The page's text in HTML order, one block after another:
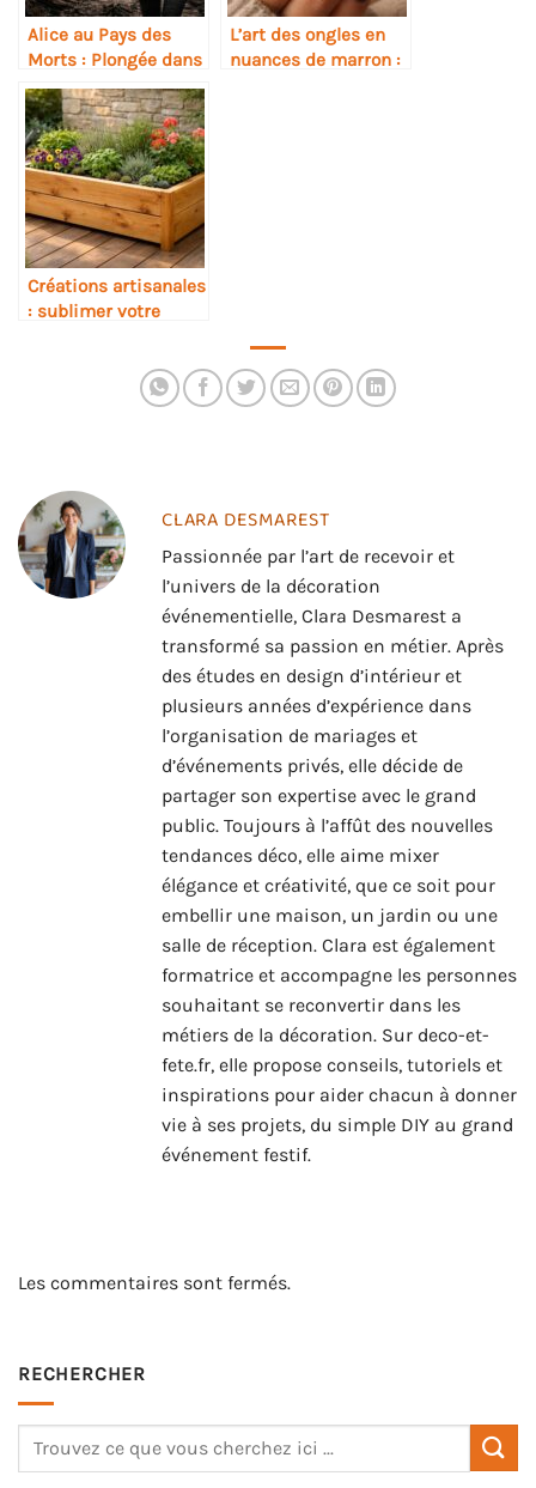
Alice au Pays des
Morts : Plongée dans
Borderland
L’art des ongles en
nuances de marron :
Créations artisanales
: sublimer votre
CLARA DESMAREST
Passionnée par l’art de recevoir et
l’univers de la décoration
événementielle, Clara Desmarest a
transformé sa passion en métier. Après
des études en design d’intérieur et
plusieurs années d’expérience dans
l’organisation de mariages et
d’événements privés, elle décide de
partager son expertise avec le grand
public. Toujours à l’affût des nouvelles
tendances déco, elle aime mixer
élégance et créativité, que ce soit pour
embellir une maison, un jardin ou une
salle de réception. Clara est également
formatrice et accompagne les personnes
souhaitant se reconvertir dans les
métiers de la décoration. Sur deco-et-
fete.fr, elle propose conseils, tutoriels et
inspirations pour aider chacun à donner
vie à ses projets, du simple DIY au grand
événement festif.
Les commentaires sont fermés.
RECHERCHER